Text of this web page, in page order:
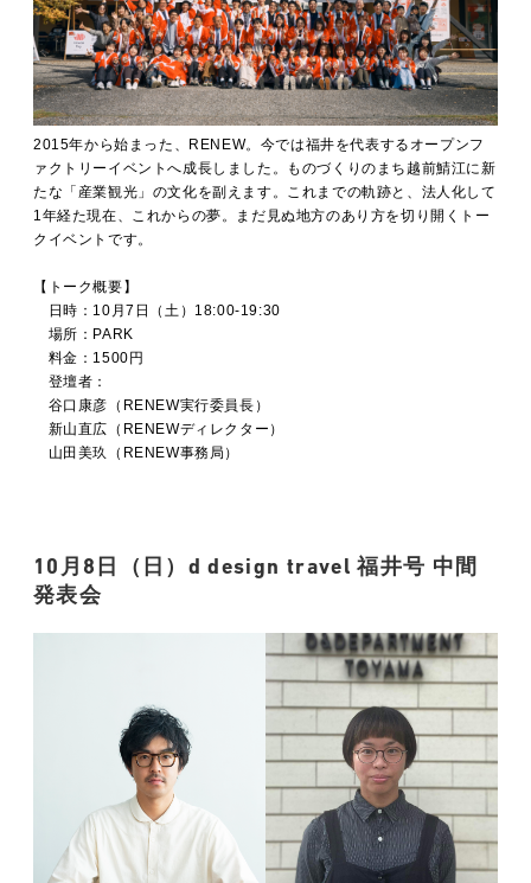
2015年から始まった、RENEW。今では福井を代表するオープンフ
ァクトリーイベントへ成長しました。ものづくりのまち越前鯖江に新
たな「産業観光」の文化を副えます。これまでの軌跡と、法人化して
1年経た現在、これからの夢。まだ見ぬ地方のあり方を切り開くトー
クイベントです。
【トーク概要】
日時：10月7日（土）18:00-19:30
場所：PARK
料金：1500円
登壇者：
谷口康彦（RENEW実行委員長）
新山直広（RENEWディレクター）
山田美玖（RENEW事務局）
10月8日（日） d design travel 福井号 中間
発表会